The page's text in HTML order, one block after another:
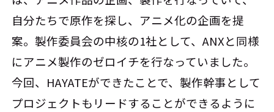
自分たちで原作を探し、アニメ化の企画を提
案。製作委員会の中核の1社として、ANXと同様
にアニメ製作のゼロイチを行なっていました。
今回、HAYATEができたことで、製作幹事として
プロジェクトもリードすることができるように